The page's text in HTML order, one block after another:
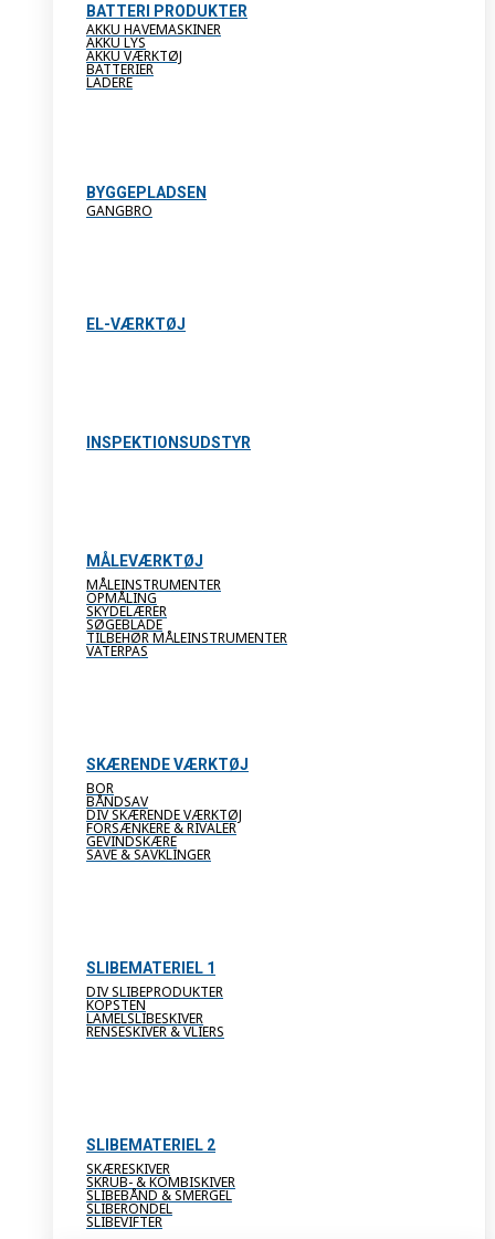
BATTERI PRODUKTER
AKKU HAVEMASKINER
AKKU LYS
AKKU VÆRKTØJ
BATTERIER
LADERE
BYGGEPLADSEN
GANGBRO
EL-VÆRKTØJ
INSPEKTIONSUDSTYR
MÅLEVÆRKTØJ
MÅLEINSTRUMENTER
OPMÅLING
SKYDELÆRER
SØGEBLADE
TILBEHØR MÅLEINSTRUMENTER
VATERPAS
SKÆRENDE VÆRKTØJ
BOR
BÅNDSAV
DIV SKÆRENDE VÆRKTØJ
FORSÆNKERE & RIVALER
GEVINDSKÆRE
SAVE & SAVKLINGER
SLIBEMATERIEL 1
DIV SLIBEPRODUKTER
KOPSTEN
LAMELSLIBESKIVER
RENSESKIVER & VLIERS
SLIBEMATERIEL 2
SKÆRESKIVER
SKRUB- & KOMBISKIVER
SLIBEBÅND & SMERGEL
SLIBERONDEL
SLIBEVIFTER